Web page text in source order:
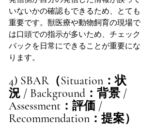
いないかの確認もできるため、とても
重要です。獣医療や動物飼育の現場で
は口頭での指示が多いため、チェック
バックを日常にできることが重要にな
ります。
4) SBAR（Situation：状
況 / Background：背景 /
Assessment：評価 /
Recommendation：提案）